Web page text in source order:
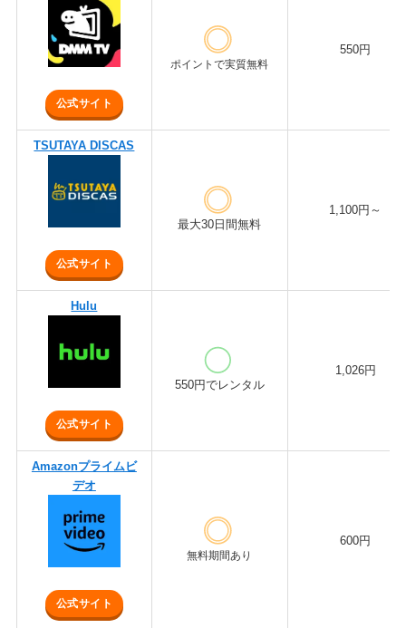
公式サイト
ポイントで実質無料
550円
TSUTAYA DISCAS
公式サイト
最大30日間無料
1,100円～
Hulu
公式サイト
550円でレンタル
1,026円
Amazonプライムビ
デオ
公式サイト
無料期間あり
600円